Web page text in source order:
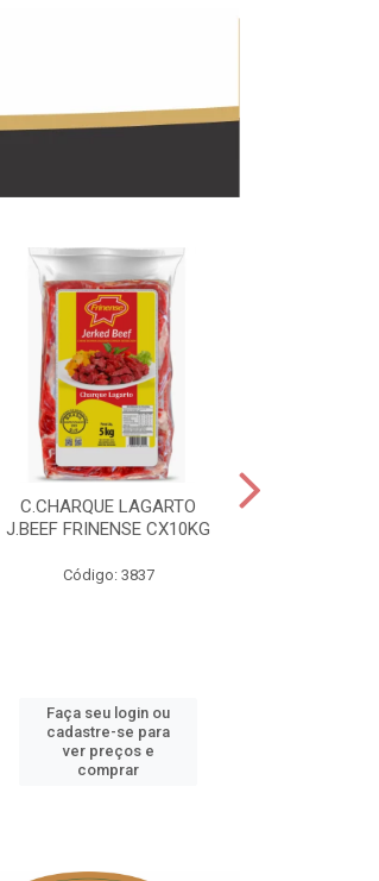
C.CHARQUE LAGARTO
J.BEEF FRINENSE CX10KG
Código: 3837
Faça seu login ou
cadastre-se para
ver preços e
comprar